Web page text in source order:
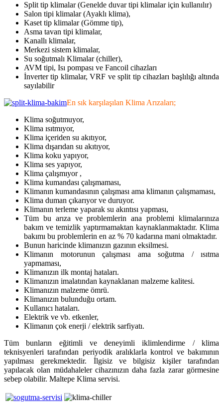
Split tip klimalar (Genelde duvar tipi klimalar için kullanılır)
Salon tipi klimalar (Ayaklı klima),
Kaset tip klimalar (Gömme tip),
Asma tavan tipi klimalar,
Kanallı klimalar,
Merkezi sistem klimalar,
Su soğutmalı Klimalar (chiller),
AVM tipi, Isı pompası ve Fancoil cihazları
İnverter tip klimalar, VRF ve split tip cihazları başlılığı altında
sayılabilir
En sık karşılaşılan Klima Arızaları;
Klima soğutmuyor,
Klima ısıtmıyor,
Klima içeriden su akıtıyor,
Klima dışarıdan su akıtıyor,
Klima koku yapıyor,
Klima ses yapıyor,
Klima çalışmıyor ,
Klima kumandası çalışmaması,
Klimanın kumandasının çalışması ama klimanın çalışmaması,
Klima duman çıkarıyor ve duruyor.
Klimanın terleme yaparak su akıntısı yapması,
Tüm bu arıza ve problemlerin ana problemi klimalarınıza
bakım ve temizlik yaptırmamaktan kaynaklanmaktadır. Klima
bakımı bu problemlerin en az % 70 kadarına mani olmaktadır.
Bunun haricinde klimanızın gazının eksilmesi.
Klimanın motorunun çalışması ama soğutma / ısıtma
yapmaması,
Klimanızın ilk montaj hataları.
Klimanızın imalatından kaynaklanan malzeme kalitesi.
Klimanızın malzeme ömrü.
Klimanızın bulunduğu ortam.
Kullanıcı hataları.
Elektrik ve vb. etkenler,
Klimanın çok enerji / elektrik sarfiyatı.
Tüm bunların eğitimli ve deneyimli iklimlendirme / klima
teknisyenleri tarafından periyodik aralıklarla kontrol ve bakımının
yapılması gerekmektedir. İlgisiz ve bilgisiz kişiler tarafından
yapılacak olan müdahaleler cihazınızın daha fazla zarar görmesine
sebep olabilir. Maltepe Klima servisi.